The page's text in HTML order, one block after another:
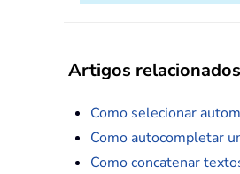
Artigos
Como selecionar
Como autocompletar
Como concatenar